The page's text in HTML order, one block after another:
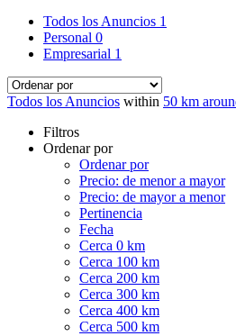
Todos los Anuncios 1
Personal 0
Empresarial 1
Todos los Anuncios within 50 km
Filtros
Ordenar por
Ordenar por
Precio: de menor a mayor
Precio: de mayor a menor
Pertinencia
Fecha
Cerca 0 km
Cerca 100 km
Cerca 200 km
Cerca 300 km
Cerca 400 km
Cerca 500 km